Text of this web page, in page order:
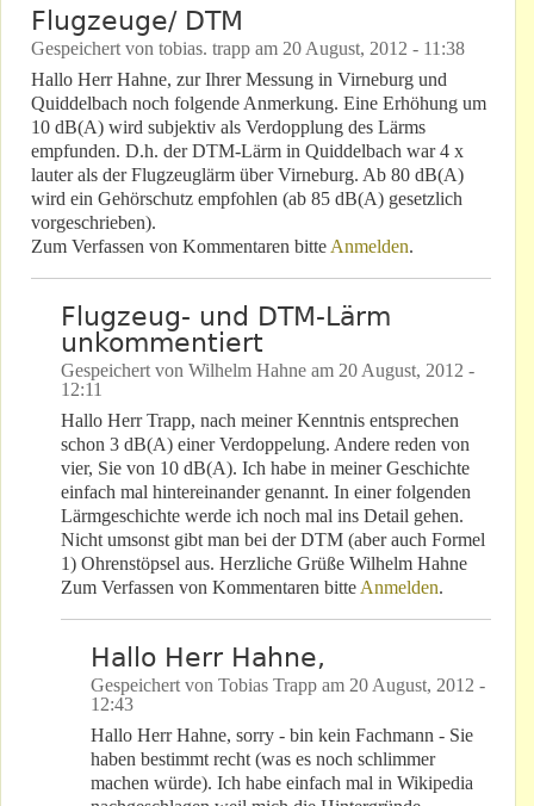
Flugzeuge/ DTM
Gespeichert von tobias. trapp am 20 August, 2012 - 11:38
Hallo Herr Hahne, zur Ihrer Messung in Virneburg und
Quiddelbach noch folgende Anmerkung. Eine Erhöhung um
10 dB(A) wird subjektiv als Verdopplung des Lärms
empfunden. D.h. der DTM-Lärm in Quiddelbach war 4 x
lauter als der Flugzeuglärm über Virneburg. Ab 80 dB(A)
wird ein Gehörschutz empfohlen (ab 85 dB(A) gesetzlich
vorgeschrieben).
Zum Verfassen von Kommentaren bitte Anmelden.
Flugzeug- und DTM-Lärm
unkommentiert
Gespeichert von Wilhelm Hahne am 20 August, 2012 -
12:11
Hallo Herr Trapp, nach meiner Kenntnis entsprechen
schon 3 dB(A) einer Verdoppelung. Andere reden von
vier, Sie von 10 dB(A). Ich habe in meiner Geschichte
einfach mal hintereinander genannt. In einer folgenden
Lärmgeschichte werde ich noch mal ins Detail gehen.
Nicht umsonst gibt man bei der DTM (aber auch Formel
1) Ohrenstöpsel aus. Herzliche Grüße Wilhelm Hahne
Zum Verfassen von Kommentaren bitte Anmelden.
Hallo Herr Hahne,
Gespeichert von Tobias Trapp am 20 August, 2012 -
12:43
Hallo Herr Hahne, sorry - bin kein Fachmann - Sie
haben bestimmt recht (was es noch schlimmer
machen würde). Ich habe einfach mal in Wikipedia